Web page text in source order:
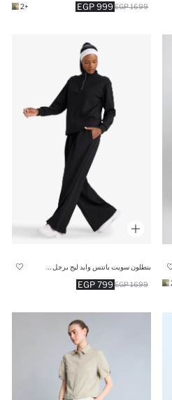
999 EGP 1699 EGP
+2
799 EGP 1699 EGP